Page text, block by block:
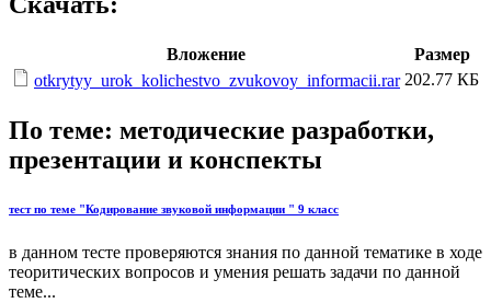
Вложение
Размер
otkrytyy_urok_kolichestvo_zvukovoy_informacii.rar 202.77 КБ
По теме: методические разработки,
презентации и конспекты
тест по теме "Кодирование звуковой информации " 9 класс
в данном тесте проверяются знания по данной тематике в ходе
теоритических вопросов и умения решать задачи по данной
теме...